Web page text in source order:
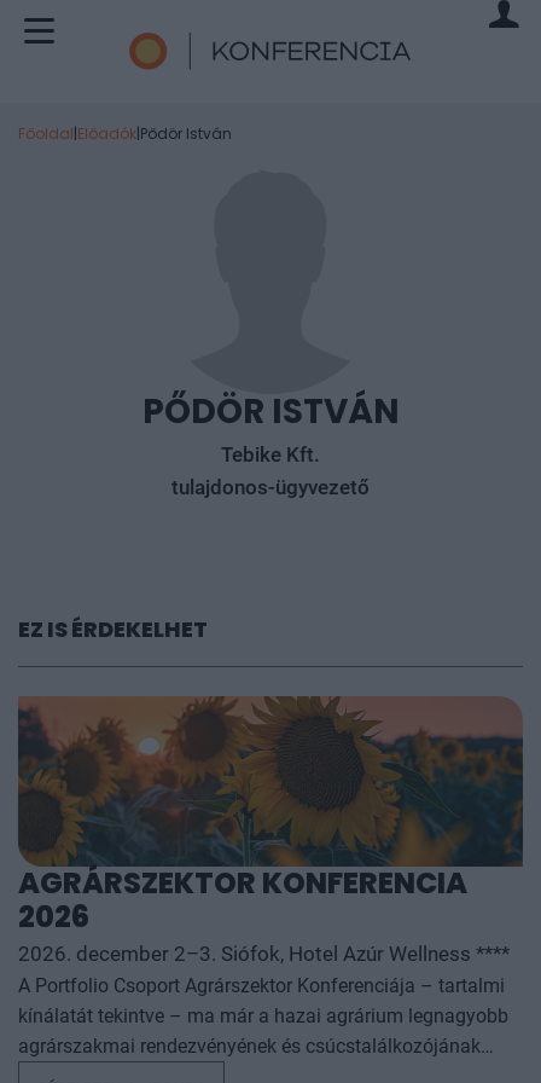
Főoldal|Előadók|Pődör István
PŐDÖR ISTVÁN
Tebike Kft.
tulajdonos-ügyvezető
EZ IS ÉRDEKELHET
AGRÁRSZEKTOR KONFERENCIA
2026
2026. december 2–3. Siófok, Hotel Azúr Wellness ****
A Portfolio Csoport Agrárszektor Konferenciája – tartalmi
kínálatát tekintve – ma már a hazai agrárium legnagyobb
agrárszakmai rendezvényének és csúcstalálkozójának
számít. A konferencia célja, hogy összegezze és elemezze